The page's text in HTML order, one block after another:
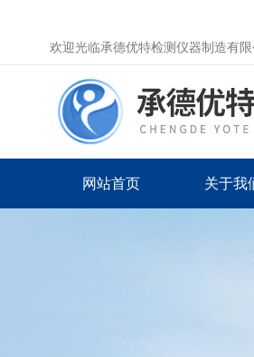
欢迎光临承德优特检测仪器制造有限
网站首页 关于我